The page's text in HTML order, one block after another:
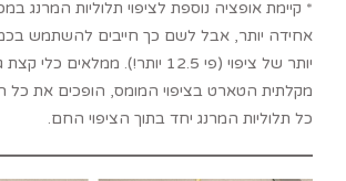
* קיימת אופציה נוספת לציפוי תלוליות המרנג
אחידה יותר, אבל לשם כך חייבים להשתמש
יותר של ציפוי (פי 12.5 יותר!). ממלאים
מקלתית הטארט בציפוי המומס, הופכים את כל
כל תלוליות המרנג יחד בתוך הציפוי החם.